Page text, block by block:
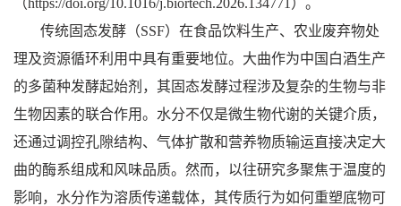
传统固态发酵（SSF）在食品饮料生产、农业废弃物处
理及资源循环利用中具有重要地位。大曲作为中国白酒生产
的多菌种发酵起始剂，其固态发酵过程涉及复杂的生物与非
生物因素的联合作用。水分不仅是微生物代谢的关键介质，
还通过调控孔隙结构、气体扩散和营养物质输运直接决定大
曲的酶系组成和风味品质。然而，以往研究多聚焦于温度的
影响，水分作为溶质传递载体，其传质行为如何重塑底物可